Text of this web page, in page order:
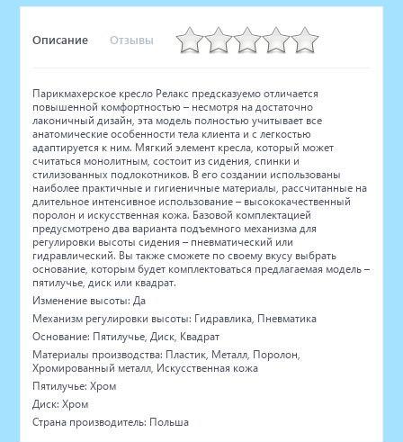
Описание Отзывы
Парикмахерское кресло Релакс предсказуемо отличается
повышенной комфортностью – несмотря на достаточно
лаконичный дизайн, эта модель полностью учитывает все
анатомические особенности тела клиента и с легкостью
адаптируется к ним. Мягкий элемент кресла, который может
считаться монолитным, состоит из сидения, спинки и
стилизованных подлокотников. В его создании использованы
наиболее практичные и гигиеничные материалы, рассчитанные на
длительное интенсивное использование – высококачественный
поролон и искусственная кожа. Базовой комплектацией
предусмотрено два варианта подъемного механизма для
регулировки высоты сидения – пневматический или
гидравлический. Вы также сможете по своему вкусу выбрать
основание, которым будет комплектоваться предлагаемая модель –
пятилучье, диск или квадрат.
Изменение высоты: Да
Механизм регулировки высоты: Гидравлика, Пневматика
Основание: Пятилучье, Диск, Квадрат
Материалы производства: Пластик, Металл, Поролон,
Хромированный металл, Искусственная кожа
Пятилучье: Хром
Диск: Хром
Страна производитель: Польша